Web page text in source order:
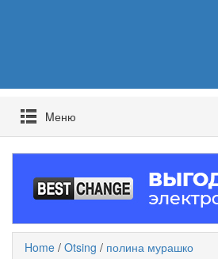
Mеню
Home / Otsing / полина мурашко